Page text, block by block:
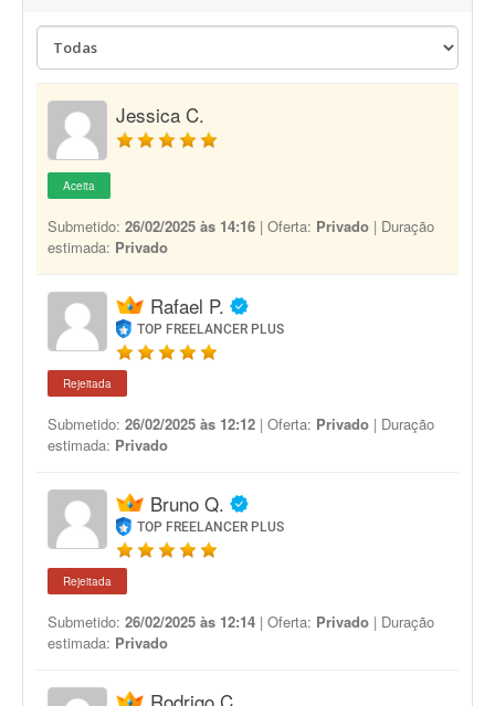
Jessica C.
Aceita
Submetido: 26/02/2025 às 14:16 | Oferta: Privado | Duração
estimada: Privado
Rafael P.
TOP FREELANCER PLUS
Rejeitada
Submetido: 26/02/2025 às 12:12 | Oferta: Privado | Duração
estimada: Privado
Bruno Q.
TOP FREELANCER PLUS
Rejeitada
Submetido: 26/02/2025 às 12:14 | Oferta: Privado | Duração
estimada: Privado